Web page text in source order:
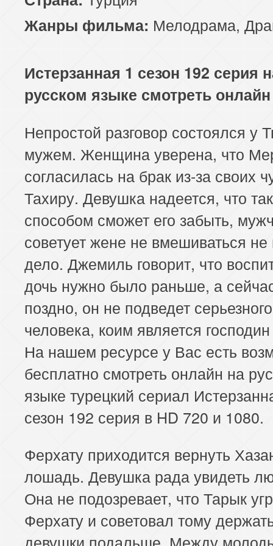
117 серия 118 серия
125 серия
126 серия 127 серия
129 серия
130 серия 131 серия
133 серия
134 серия 135 серия
137 серия
138 серия 139 серия
141 серия
142 серия 143 серия
145 серия
146 серия 147 серия
149 серия
150 серия 151 серия
153 серия
154 серия 155 серия
157 серия
158 серия 159 серия
161 серия
162 серия 163 серия
165 серия
166 серия 167 серия
169 серия
170 серия 171 серия
173 серия
174 серия 175 серия
177 серия
178 серия 179 серия
181 серия
182 серия 183 серия
Жанры фильма: Мелодрама,
Истерзанная 1 сезон 192 серия
русском языке смотреть онлайн
Непростой разговор состоялся у
мужем. Женщина уверена, что
согласилась на брак из-за своих
Тахиру. Девушка надеется, что
способом сможет его забыть,
советует жене не вмешиваться не
дело. Джемиль говорит, что
дочь нужно было раньше, а
поздно, он не подведет серьезного
человека, коим является
На нашем ресурсе у Вас есть
бесплатно смотреть онлайн на
языке турецкий сериал
сезон 192 серия в HD 720 и 1080.
Ферхату приходится вернуть
лошадь. Девушка рада увидеть
Она не подозревает, что Тарык
Ферхату и советовал тому
девушки подальше. Между